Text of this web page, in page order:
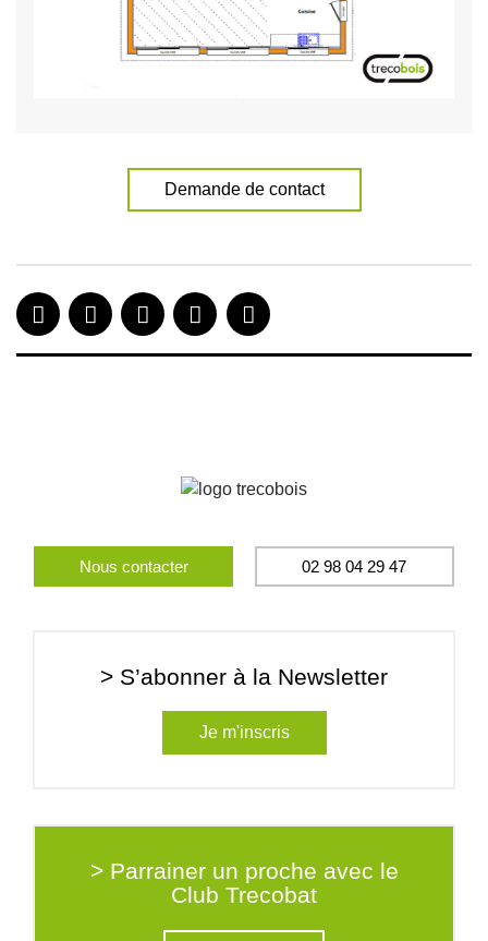
Demande de contact
Nous contacter 02 98 04 29 47
> S’abonner à la Newsletter
Je m'inscris
> Parrainer un proche avec le
Club Trecobat